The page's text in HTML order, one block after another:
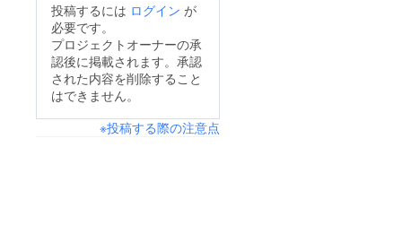
投稿するには ログイン が
必要です。
プロジェクトオーナーの承
認後に掲載されます。承認
された内容を削除すること
はできません。
※投稿する際の注意点